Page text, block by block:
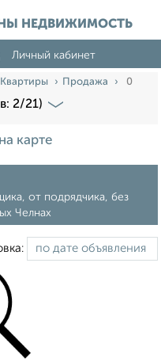
НЕДВИЖИМОСТЬ
Личный кабинет
Квартиры Продажа 0
2/21)
карте
от подрядчика, без
Челнах